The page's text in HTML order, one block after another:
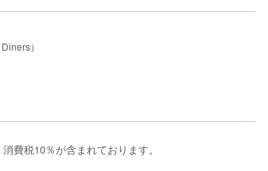
）
費税10％が含まれております。